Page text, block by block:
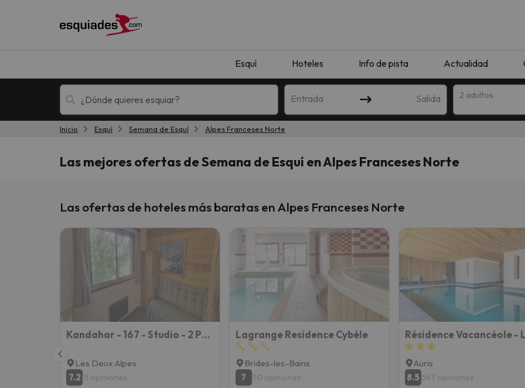
Esquí Hoteles Info de pista Actualidad
Entrada Salida 2 adultos
¡Vaya! No hemos encontrado ningún resultado que coincida con tu búsqueda. Prueba a modificar el destino.
¡Vaya! Parece que nuestro buscador ha perdido el norte. En cuanto encuentre su brújula vuelve.
Inicio Esquí Semana de Esquí Alpes Franceses Norte
Las mejores ofertas de Semana de Esquí en Alpes Franceses Norte
Las ofertas de hoteles más baratas en Alpes Franceses Norte
Kandahar - 167 - Studio - 2 Pers
Les Deux Alpes
7.2 11 opiniones
Lagrange Residence Cybèle
Brides-les-Bains
7
30 opiniones
Auris
8.5 543 opiniones